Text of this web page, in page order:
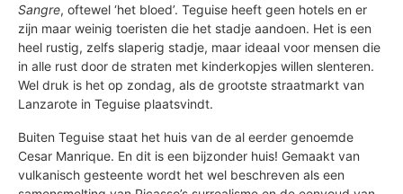
Sangre, oftewel ‘het bloed’. Teguise heeft geen hotels en er
zijn maar weinig toeristen die het stadje aandoen. Het is een
heel rustig, zelfs slaperig stadje, maar ideaal voor mensen die
in alle rust door de straten met kinderkopjes willen slenteren.
Wel druk is het op zondag, als de grootste straatmarkt van
Lanzarote in Teguise plaatsvindt.
Buiten Teguise staat het huis van de al eerder genoemde
Cesar Manrique. En dit is een bijzonder huis! Gemaakt van
vulkanisch gesteente wordt het wel beschreven als een